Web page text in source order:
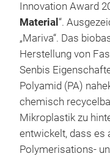
Innovation Award
Material “.
„Mariva“. Das
Herstellung von
Senbis
Polyamid (PA)
chemisch
Mikroplastik zu
entwickelt, dass es
Polymerisations-